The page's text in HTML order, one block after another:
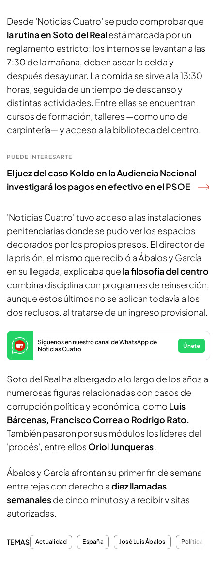
Desde 'Noticias Cuatro' se pudo comprobar que
la rutina en Soto del Realestá marcada por un
reglamento estricto: los internos se levantan a las
7:30 de la mañana, deben asear la celda y
después desayunar. La comida se sirve a la 13:30
horas, seguida de un tiempo de descanso y
distintas actividades. Entre ellas se encuentran
cursos de formación, talleres —como uno de
carpintería— y acceso a la biblioteca del centro.
PUEDE INTERESARTE
El juez del caso Koldo en la Audiencia Nacional
investigará los pagos en efectivo en el PSOE
'Noticias Cuatro' tuvo acceso a las instalaciones
penitenciarias donde se pudo ver los espacios
decorados por los propios presos. El director de
la prisión, el mismo que recibió a Ábalos y García
en su llegada, explicaba que la filosofía del centro
combina disciplina con programas de reinserción,
aunque estos últimos no se aplican todavía a los
dos reclusos, al tratarse de un ingreso provisional.
Síguenos en nuestro canal de WhatsApp de
Noticias Cuatro
Únete
Soto del Real ha albergado a lo largo de los años a
numerosas figuras relacionadas con casos de
corrupción política y económica, como Luis
Bárcenas, Francisco Correa o Rodrigo Rato.
También pasaron por sus módulos los líderes del
'procés', entre ellos Oriol Junqueras.
Ábalos y García afrontan su primer fin de semana
entre rejas con derecho adiez llamadas
semanalesde cinco minutos y a recibir visitas
autorizadas.
TEMAS Actualidad España José Luis Ábalos Política